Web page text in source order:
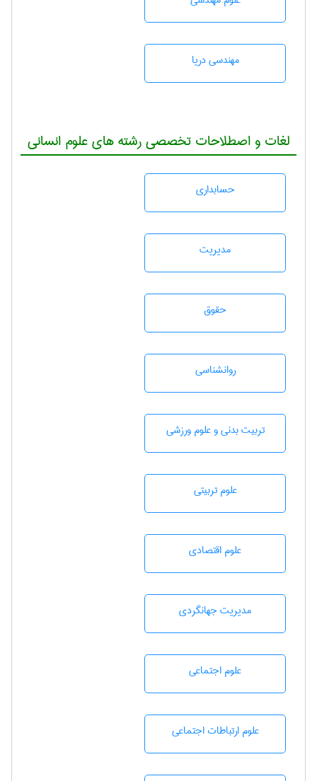
مهندسی دریا
لغات و اصطلاحات تخصصی رشته های علوم انسانی
حسابداری
مديريت
حقوق
روانشناسی
تربيت بدنی و علوم ورزشی
علوم تربيتی
علوم اقتصادی
مديريت جهانگردی
علوم اجتماعی
علوم ارتباطات اجتماعی